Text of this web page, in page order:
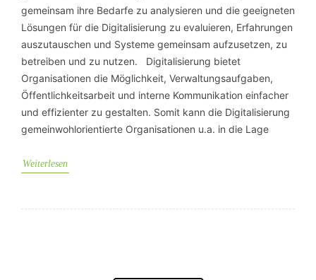
gemeinsam ihre Bedarfe zu analysieren und die geeigneten
Lösungen für die Digitalisierung zu evaluieren, Erfahrungen
auszutauschen und Systeme gemeinsam aufzusetzen, zu
betreiben und zu nutzen. Digitalisierung bietet
Organisationen die Möglichkeit, Verwaltungsaufgaben,
Öffentlichkeitsarbeit und interne Kommunikation einfacher
und effizienter zu gestalten. Somit kann die Digitalisierung
gemeinwohlorientierte Organisationen u.a. in die Lage
Weiterlesen